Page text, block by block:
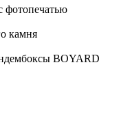
камня
BOYARD